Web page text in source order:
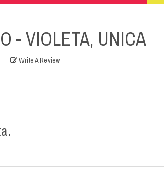
- VIOLETA, UNICA
Write A Review